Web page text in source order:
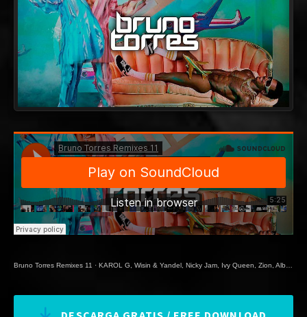
Bruno Torres Remixes 11 · KAROL G, Wisin & Yandel, Nicky Jam, Ivy Queen, Zion, Alberto Stylee - LEYENDAS (Bruno Torres Remix)